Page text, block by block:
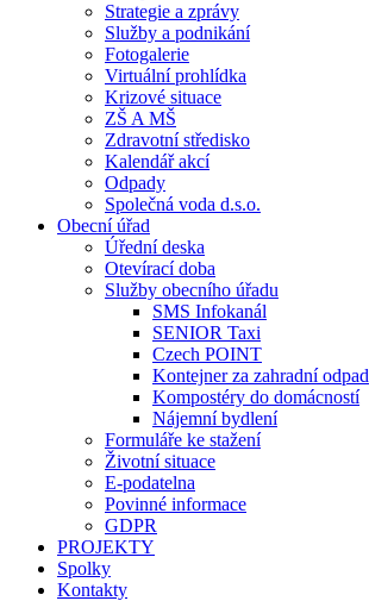
Strategie a zprávy
Služby a podnikání
Fotogalerie
Virtuální prohlídka
Krizové situace
ZŠ A MŠ
Zdravotní středisko
Kalendář akcí
Odpady
Společná voda d.s.o.
Obecní úřad
Úřední deska
Otevírací doba
Služby obecního úřadu
SMS Infokanál
SENIOR Taxi
Czech POINT
Kontejner za zahradní odpad
Kompostéry do domácností
Nájemní bydlení
Formuláře ke stažení
Životní situace
E-podatelna
Povinné informace
GDPR
PROJEKTY
Spolky
Kontakty